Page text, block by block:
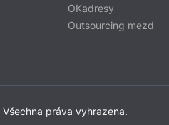
OKadresy
Outsourcing mezd
práva vyhrazena.